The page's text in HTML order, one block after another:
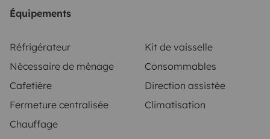
Équipements
Réfrigérateur
Kit de vaisselle
Nécessaire de ménage
Consommables
Cafetière
Direction assistée
Fermeture centralisée
Climatisation
Chauffage